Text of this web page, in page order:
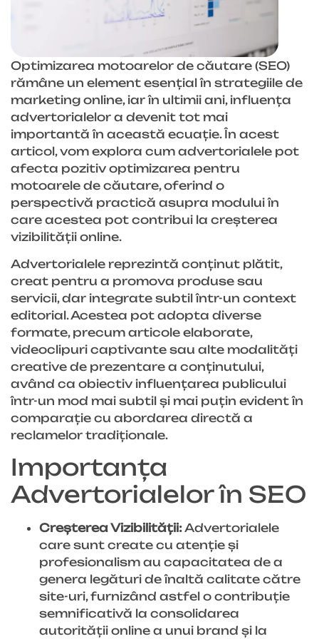
Optimizarea motoarelor de căutare (SEO)
rămâne un element esențial în strategiile de
marketing online, iar în ultimii ani, influența
advertorialelor a devenit tot mai
importantă în această ecuație. În acest
articol, vom explora cum advertorialele pot
afecta pozitiv optimizarea pentru
motoarele de căutare, oferind o
perspectivă practică asupra modului în
care acestea pot contribui la creșterea
vizibilității online.
Advertorialele reprezintă conținut plătit,
creat pentru a promova produse sau
servicii, dar integrate subtil într-un context
editorial. Acestea pot adopta diverse
formate, precum articole elaborate,
videoclipuri captivante sau alte modalități
creative de prezentare a conținutului,
având ca obiectiv influențarea publicului
într-un mod mai subtil și mai puțin evident în
comparație cu abordarea directă a
reclamelor tradiționale.
Importanța
Advertorialelor în SEO
Creșterea Vizibilității:Advertorialele
care sunt create cu atenție și
profesionalism au capacitatea de a
genera legături de înaltă calitate către
site-uri, furnizând astfel o contribuție
semnificativă la consolidarea
autorității online a unui brand și la